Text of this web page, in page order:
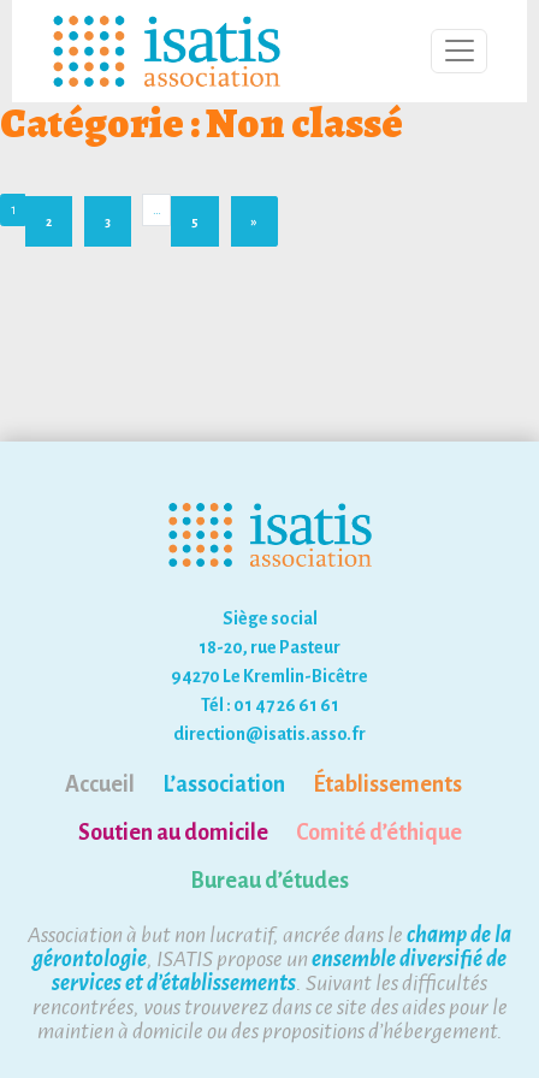
Catégorie :Non classé
1
2
3
5
»
Siège social
18-20, rue Pasteur
94270 Le Kremlin-Bicêtre
Tél : 01 47 26 61 61
direction@isatis.asso.fr
Accueil L’association
Établissements
Soutien au domicile
Comité d’éthique
Bureau d’études
Association à but non lucratif, ancrée dans le champ de la
gérontologie, ISATIS propose un ensemble diversifié de
services et d’établissements. Suivant les difficultés
rencontrées, vous trouverez dans ce site des aides pour le
maintien à domicile ou des propositions d’hébergement.